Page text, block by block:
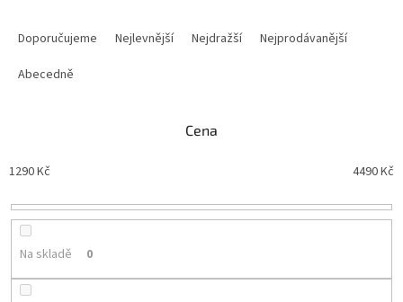
o
u
ů
Doporučujeme Nejlevnější Nejdražší
Nejprodávanější
Abecedně
Cena
1290Kč 4490Kč
Na skladě 0